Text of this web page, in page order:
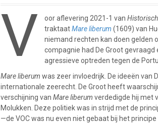
V oor aflevering 2021-1 van
traktaatMare liberum (1609) van
niemand rechten kan doen gelden
compagnie had De Groot
agressieve optreden tegen de
Mare liberum was zeer invloedrijk. De ideeën van
internationale zeerecht. De Groot heeft
verschijning van Mare liberum verdedigde hij met
Molukken. Deze politiek was in strijd met de
—de VOC was nu even niet gebaat bij het